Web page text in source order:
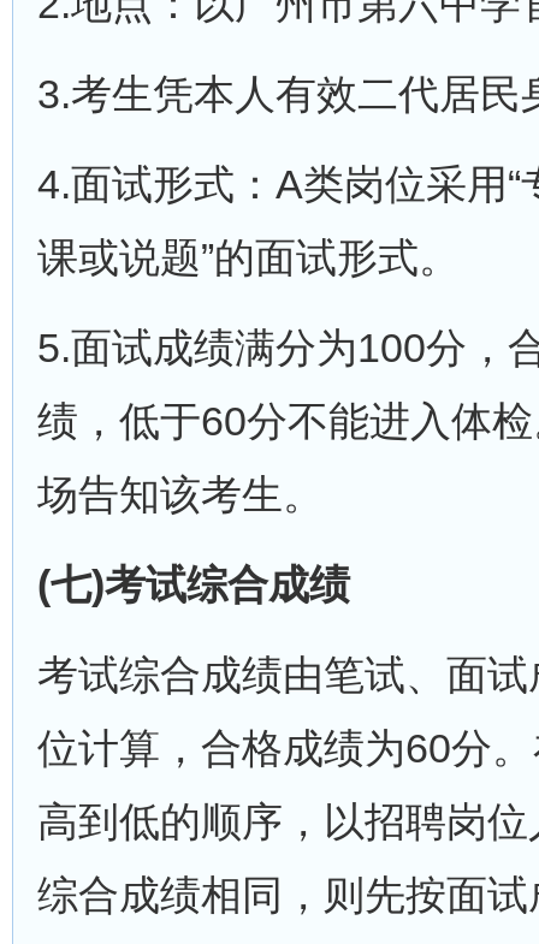
3.考生凭本人有效二代居
4.面试形式：A类岗位采用
课或说题”的面试形式。
5.面试成绩满分为100分，
绩，低于60分不能进入体
场告知该考生。
(七)考试综合成绩
考试综合成绩由笔试、面
位计算，合格成绩为60分
高到低的顺序，以招聘岗
综合成绩相同，则先按面